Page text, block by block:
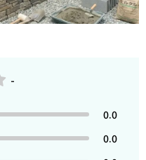
-
0.0
0.0